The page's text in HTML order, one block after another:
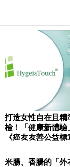
打造女性自在且精
檢！「健康新體驗
《癌友友善公益標
米腸、香腸的「外